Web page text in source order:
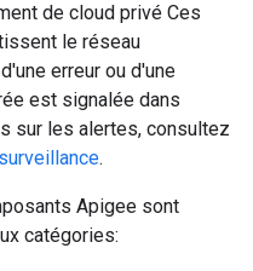
de cloud privé Ces
le réseau
erreur ou d'une
est signalée dans
sur les alertes, consultez
.
Apigee sont
catégories: